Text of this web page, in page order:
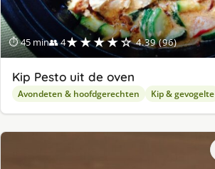
⏱ 45 min👥 4★★★★☆ 4.39 (96)
Kip Pesto uit de oven
Avondeten & hoofdgerechten Kip & gevogelte